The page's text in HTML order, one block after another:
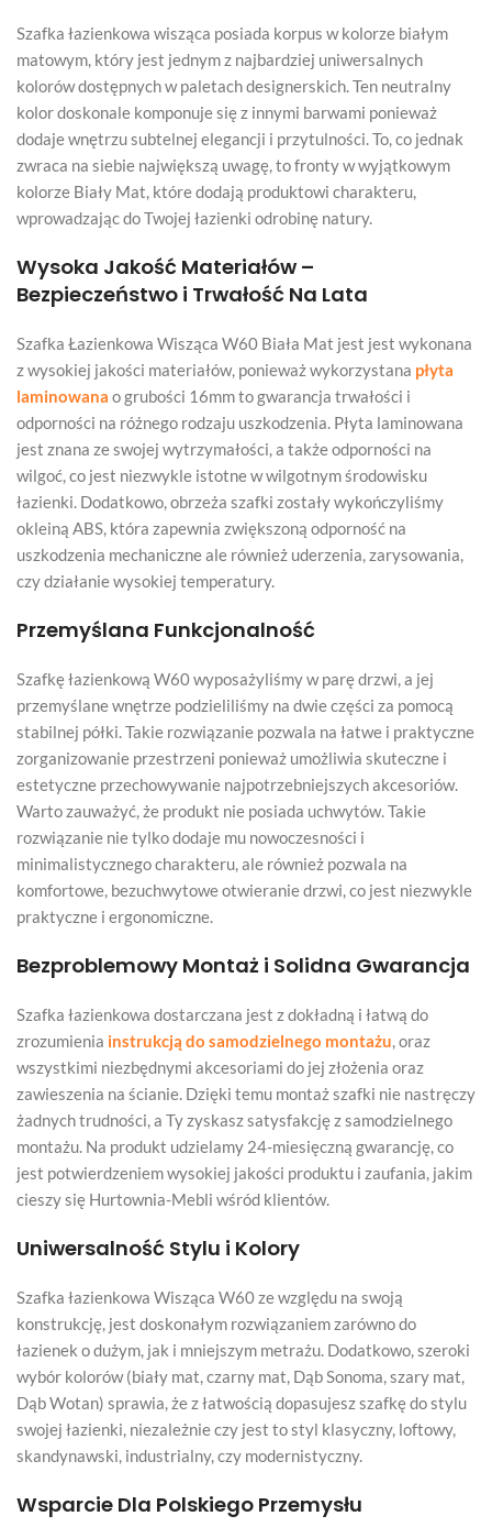
Szafka łazienkowa wisząca posiada korpus w kolorze białym
matowym, który jest jednym z najbardziej uniwersalnych
kolorów dostępnych w paletach designerskich. Ten neutralny
kolor doskonale komponuje się z innymi barwami ponieważ
dodaje wnętrzu subtelnej elegancji i przytulności. To, co jednak
zwraca na siebie największą uwagę, to fronty w wyjątkowym
kolorze Biały Mat, które dodają produktowi charakteru,
wprowadzając do Twojej łazienki odrobinę natury.
Wysoka Jakość Materiałów –
Bezpieczeństwo i Trwałość Na Lata
Szafka Łazienkowa Wisząca W60 Biała Mat jest jest wykonana
z wysokiej jakości materiałów, ponieważ wykorzystana płyta
laminowana o grubości 16mm to gwarancja trwałości i
odporności na różnego rodzaju uszkodzenia. Płyta laminowana
jest znana ze swojej wytrzymałości, a także odporności na
wilgoć, co jest niezwykle istotne w wilgotnym środowisku
łazienki. Dodatkowo, obrzeża szafki zostały wykończyliśmy
okleiną ABS, która zapewnia zwiększoną odporność na
uszkodzenia mechaniczne ale również uderzenia, zarysowania,
czy działanie wysokiej temperatury.
Przemyślana Funkcjonalność
Szafkę łazienkową W60 wyposażyliśmy w parę drzwi, a jej
przemyślane wnętrze podzieliliśmy na dwie części za pomocą
stabilnej półki. Takie rozwiązanie pozwala na łatwe i praktyczne
zorganizowanie przestrzeni ponieważ umożliwia skuteczne i
estetyczne przechowywanie najpotrzebniejszych akcesoriów.
Warto zauważyć, że produkt nie posiada uchwytów. Takie
rozwiązanie nie tylko dodaje mu nowoczesności i
minimalistycznego charakteru, ale również pozwala na
komfortowe, bezuchwytowe otwieranie drzwi, co jest niezwykle
praktyczne i ergonomiczne.
Bezproblemowy Montaż i Solidna Gwarancja
Szafka łazienkowa dostarczana jest z dokładną i łatwą do
zrozumienia instrukcją do samodzielnego montażu, oraz
wszystkimi niezbędnymi akcesoriami do jej złożenia oraz
zawieszenia na ścianie. Dzięki temu montaż szafki nie nastręczy
żadnych trudności, a Ty zyskasz satysfakcję z samodzielnego
montażu. Na produkt udzielamy 24-miesięczną gwarancję, co
jest potwierdzeniem wysokiej jakości produktu i zaufania, jakim
cieszy się Hurtownia-Mebli wśród klientów.
Uniwersalność Stylu i Kolory
Szafka łazienkowa Wisząca W60 ze względu na swoją
konstrukcję, jest doskonałym rozwiązaniem zarówno do
łazienek o dużym, jak i mniejszym metrażu. Dodatkowo, szeroki
wybór kolorów (biały mat, czarny mat, Dąb Sonoma, szary mat,
Dąb Wotan) sprawia, że z łatwością dopasujesz szafkę do stylu
swojej łazienki, niezależnie czy jest to styl klasyczny, loftowy,
skandynawski, industrialny, czy modernistyczny.
Wsparcie Dla Polskiego Przemysłu